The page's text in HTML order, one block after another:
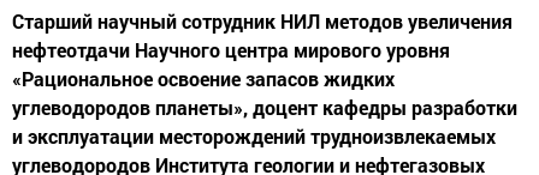
Старший научный сотрудник НИЛ методов увеличения
нефтеотдачи Научного центра мирового уровня
«Рациональное освоение запасов жидких
углеводородов планеты», доцент кафедры разработки
и эксплуатации месторождений трудноизвлекаемых
углеводородов Института геологии и нефтегазовых